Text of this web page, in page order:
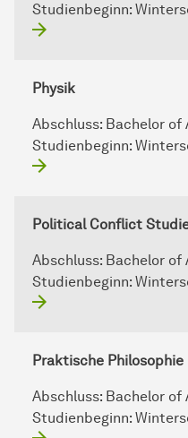
Studienbeginn:
Physik
Abschluss: Bachelor of
Studienbeginn:
Political Conflict
Abschluss: Bachelor of
Studienbeginn:
Praktische Philosophie
Abschluss: Bachelor of
Studienbeginn: